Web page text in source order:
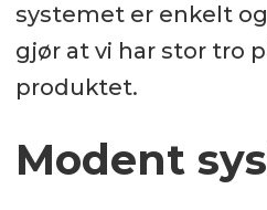
systemet er enkelt
gjør at vi har stor tro
produktet.
Modent